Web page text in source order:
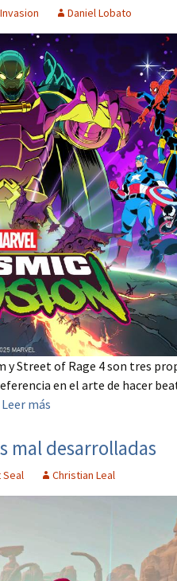
Daniel Lobato
y Street of Rage 4 son tres
en el arte de hacer
Leer más
mal desarrolladas
Seal Christian Leal